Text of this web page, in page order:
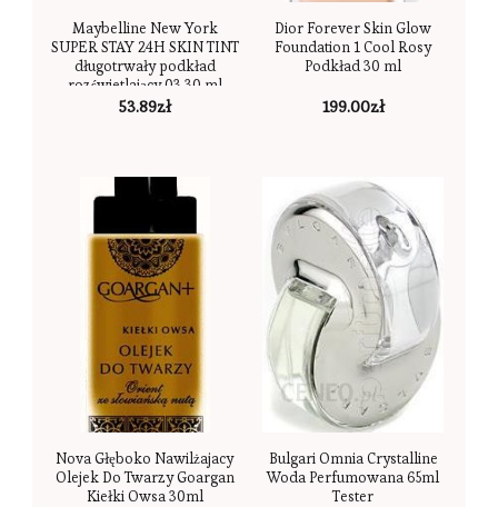
Maybelline New York
SUPER STAY 24H SKIN TINT
długotrwały podkład
rozświetlający 03 30 ml
53.89zł
Dior Forever Skin Glow
Foundation 1 Cool Rosy
Podkład 30 ml
199.00zł
Nova Głęboko Nawilżajacy
Olejek Do Twarzy Goargan
Kiełki Owsa 30ml
Bulgari Omnia Crystalline
Woda Perfumowana 65ml
Tester